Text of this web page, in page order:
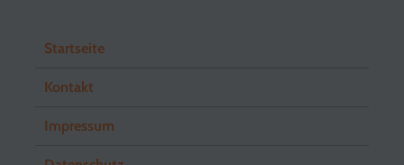
Startseite
Kontakt
Impressum